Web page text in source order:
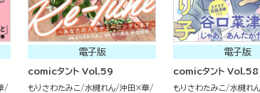
電子版
comicタント Vol.59
もりさわたみこ 水槻れん 沖田×華
電子版
comicタント Vol.58
もりさわたみこ 水槻れん